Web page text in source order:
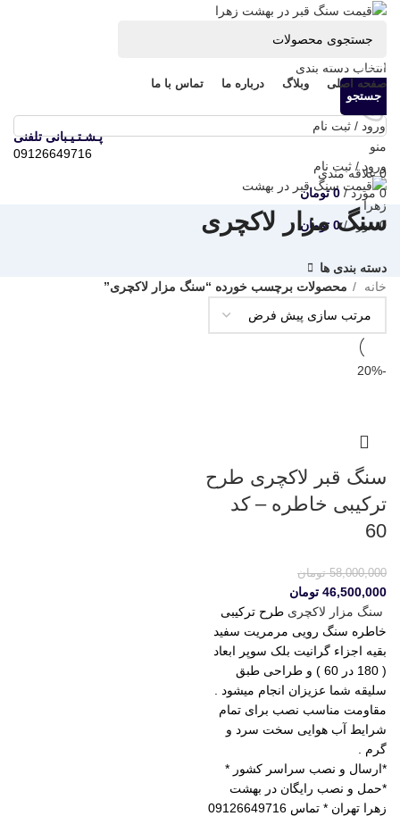
انتخاب دسته بندی
جستجو
ورود / ثبت نام
منو
ورود / ثبت نام
0 مورد /
0 تومان
مرور دسته ها
صفحه اصلی وبلاگ درباره ما تماس با ما
پـشـتـیـبانی تلفنی
09126649716
0 علاقه مندی
0 مورد /
0 تومان
سنگ مزار لاکچری
دسته بندی ها
خانه محصولات برچسب خورده “سنگ مزار لاکچری”
-20%
سنگ قبر لاکچری طرح
ترکیبی خاطره – کد
60
58,000,000 تومان
46,500,000 تومان
سنگ مزار لاکچری طرح ترکیبی
خاطره سنگ رویی مرمریت سفید
بقیه اجزاء گرانیت بلک سوپر ابعاد
( 180 در 60 ) و طراحی طبق
سلیقه شما عزیزان انجام میشود .
مقاومت مناسب نصب برای تمام
شرایط آب هوایی سخت سرد و
گرم .
*ارسال و نصب سراسر کشور *
*حمل و نصب رایگان در بهشت
زهرا تهران * تماس 09126649716